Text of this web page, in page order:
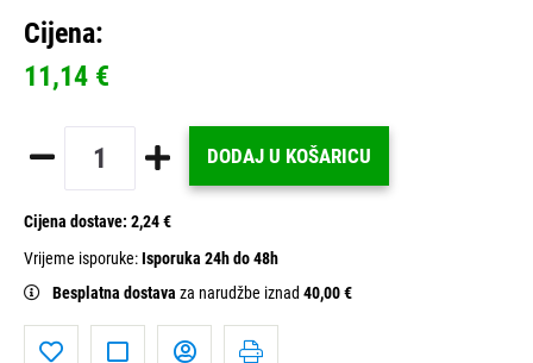
Cijena:
11,14 €
DODAJ U KOŠARICU
Cijena dostave: 2,24 €
Vrijeme isporuke:Isporuka 24h do 48h
Besplatna dostava za narudžbe iznad 40,00 €